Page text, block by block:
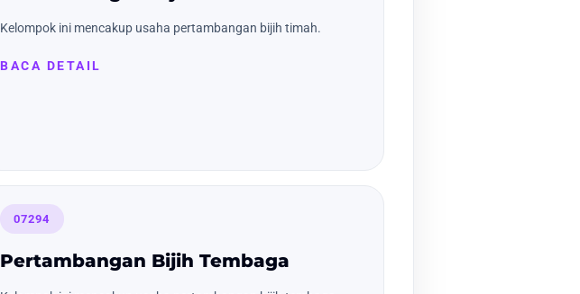
Kelompok ini mencakup usaha pertambangan bijih timah.
BACA DETAIL
07294
Pertambangan Bijih Tembaga